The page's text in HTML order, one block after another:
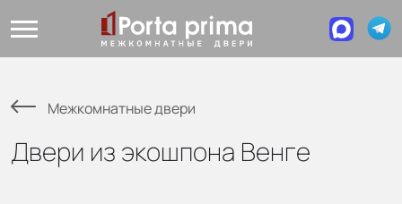
Межкомнатные двери
Двери из экошпона Венге